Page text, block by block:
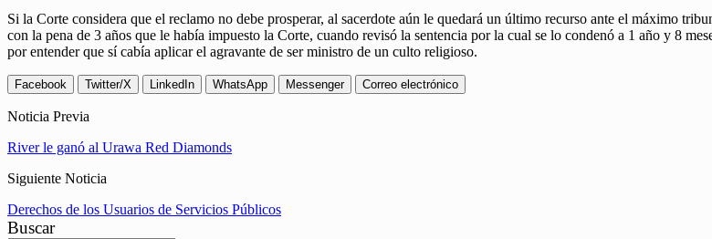
Si la Corte considera que el reclamo no debe prosperar, al sacerdote aún le quedará un último recurso ante el máximo
con la pena de 3 años que le había impuesto la Corte, cuando revisó la sentencia por la cual se lo condenó a 1 año y 8
por entender que sí cabía aplicar el agravante de ser ministro de un culto religioso.
Facebook Twitter/X LinkedIn WhatsApp Messenger Correo electrónico
Noticia Previa
River le ganó al Urawa Red Diamonds
Siguiente Noticia
Derechos de los Usuarios de Servicios Públicos
Buscar